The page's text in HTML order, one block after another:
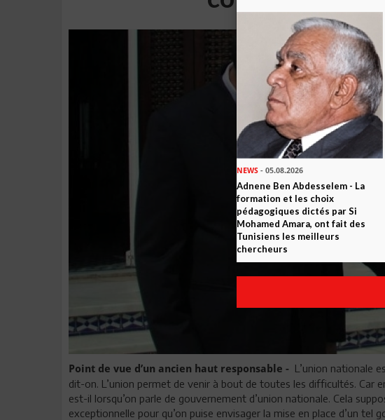
Point de vue d’un ancien haut responsable - L’union nationale
dit-on. L’union permet de venir à bout de toutes les difficultés. Car
est-il lorsqu’on parle de gouvernement d’union nationale. Cela
exceptionnelle pour qu’on puise envisager la mise en place d’un tel
NEWS - 05.08.2026
Adnene Ben Abdesselem - La
formation et les choix
pédagogiques dictés par Si
Mohamed Amara, ont fait des
Tunisiens les meilleurs
chercheurs